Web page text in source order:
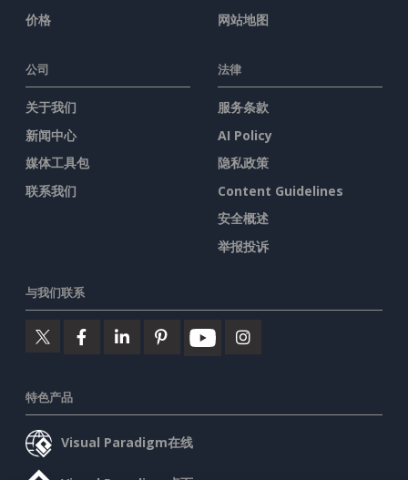
试算表编辑器
免费工具
关于我们
新闻中心
媒体工具包
服务条款
AI Policy
隐私政策
Content Guidelines
安全概述